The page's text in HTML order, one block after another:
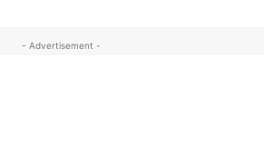
- Advertisement -